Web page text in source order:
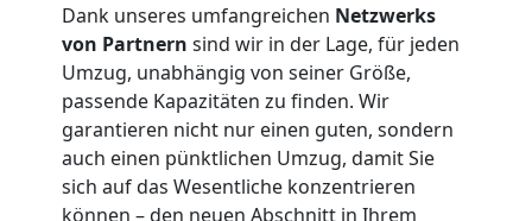
Dank unseres umfangreichen Netzwerks
von Partnern sind wir in der Lage, für jeden
Umzug, unabhängig von seiner Größe,
passende Kapazitäten zu finden. Wir
garantieren nicht nur einen guten, sondern
auch einen pünktlichen Umzug, damit Sie
sich auf das Wesentliche konzentrieren
können – den neuen Abschnitt in Ihrem
Umzugshelfer
Leonding